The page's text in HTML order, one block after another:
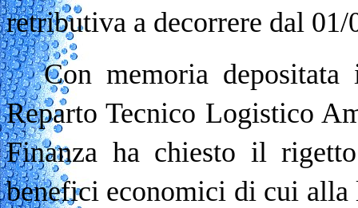
retributiva a decorrere dal 01/
Con memoria
Reparto Tecnico Logistico
Finanza ha chiesto il
benefici economici di cui alla